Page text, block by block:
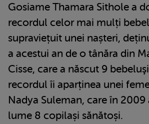
Gosiame Thamara Sithole a
recordul celor mai mulți
supraviețuit unei nașteri,
a acestui an de o tânăra din
Cisse, care a născut 9
recordul îi aparținea unei
Nadya Suleman, care în 2009
lume 8 copilași sănătoși.